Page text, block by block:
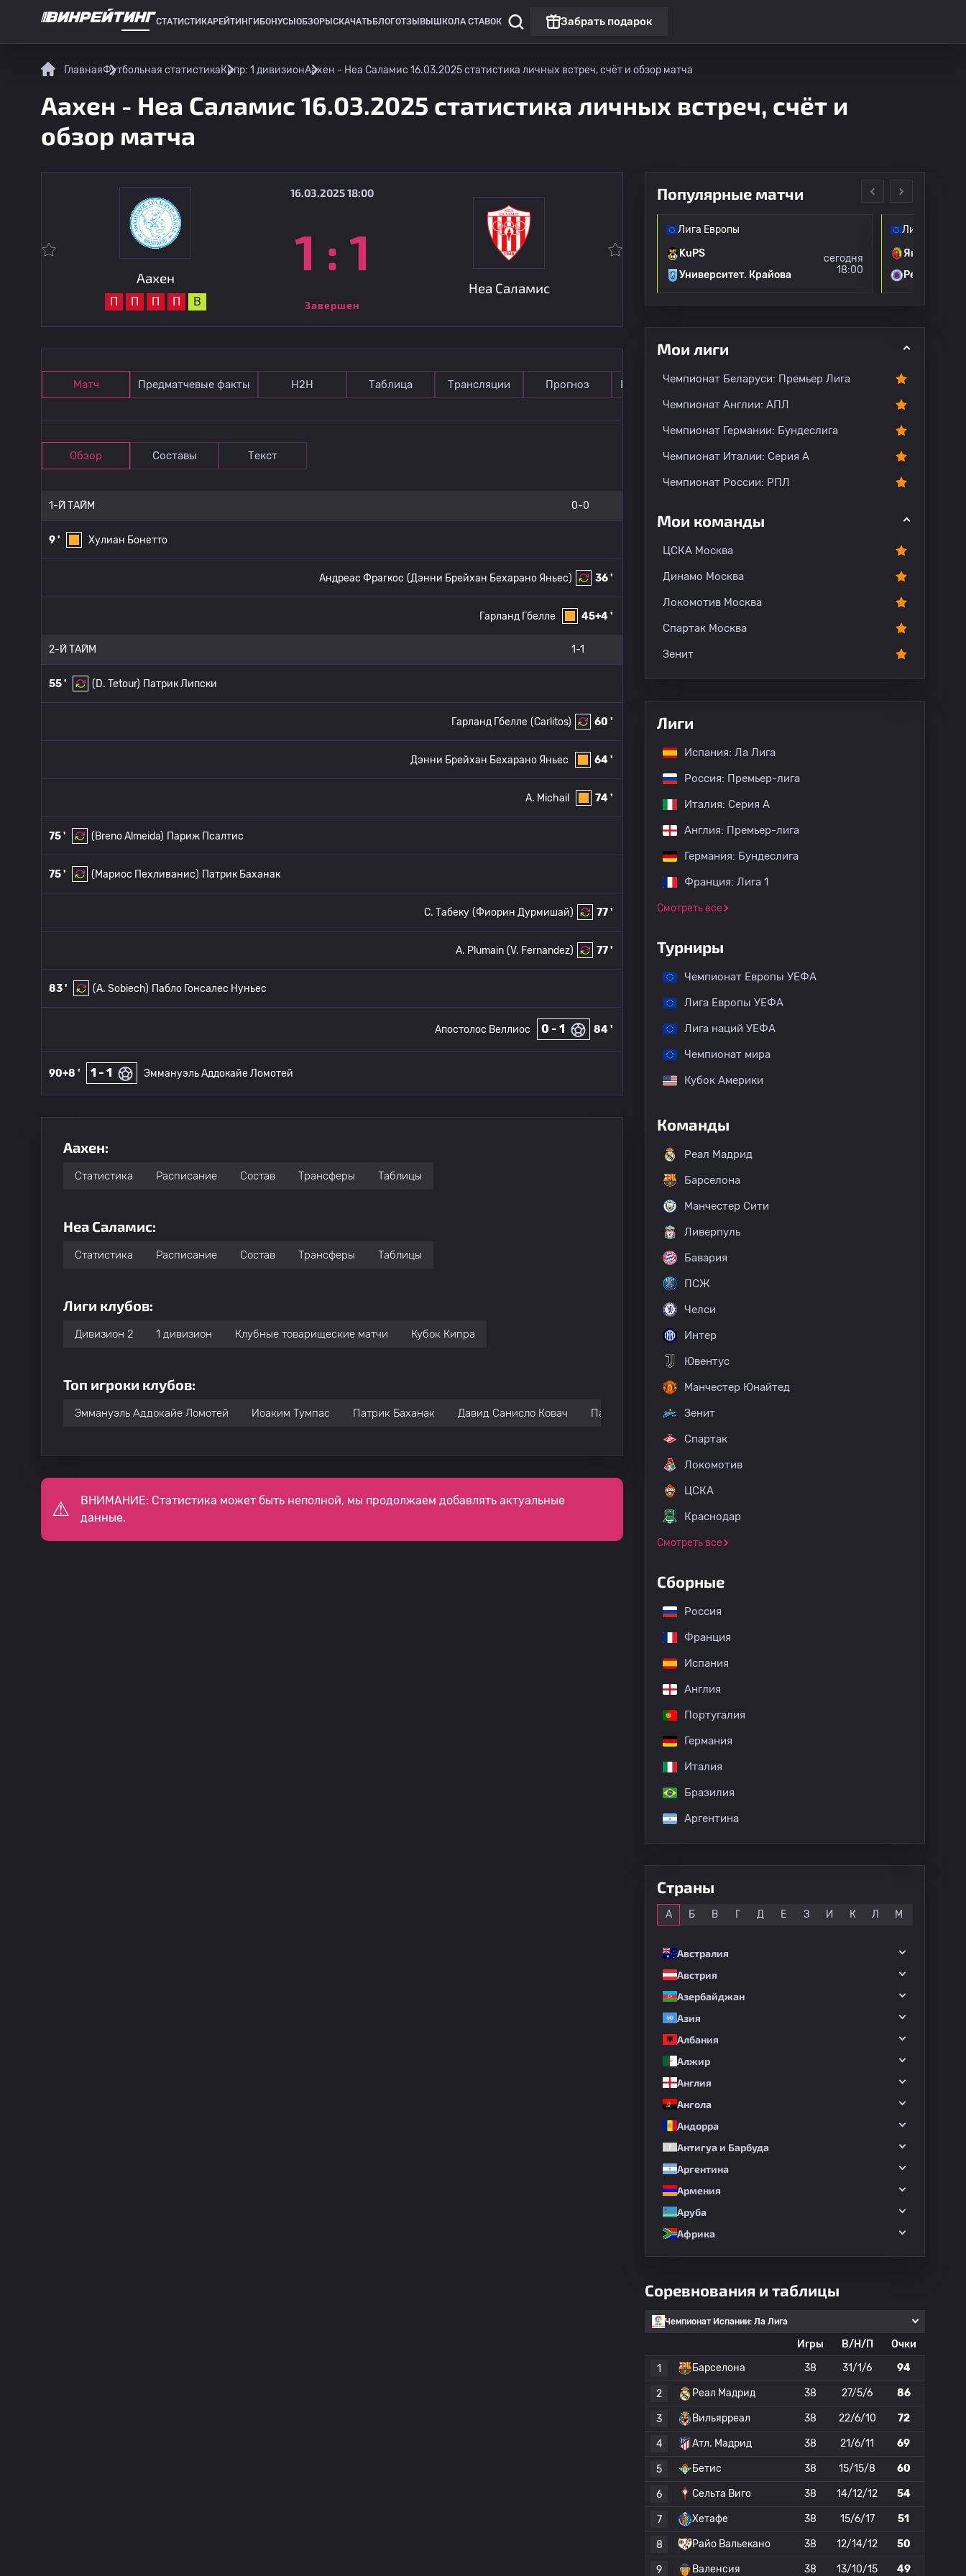
СТАТИСТИКАРЕЙТИНГИ БОНУСЫ ОБЗОРЫ СКАЧАТЬ БЛОГОТЗЫВЫ ШКОЛА СТАВОК Забрать подарок
ГлавнаяФутбольная статистикаКипр: 1 дивизионАахен - Неа Саламис 16.03.2025 статистика личных встреч, счёт и обзор матча
Аахен - Неа Саламис 16.03.2025 статистика личных встреч, счёт и
обзор матча
Аахен
П П П П В
16.03.2025 18:00
1 : 1
Завершен
Неа Саламис
Матч Предматчевые факты Н2Н Таблица Трансляции Прогноз Комментарии
Обзор Составы Текст
1-Й ТАЙМ 0-0
9 ' Хулиан Бонетто
36 '
(Дэнни Брейхан Бехарано Яньес)
Андреас Фрагкос
45+4 '
Гарланд Гбелле
2-Й ТАЙМ 1-1
55 ' (D. Tetour) Патрик Липски
60 '
(Carlitos)
Гарланд Гбелле
64 '
Дэнни Брейхан Бехарано Яньес
74 '
A. Michail
75 ' (Breno Almeida) Париж Псалтис
75 ' (Мариос Пехливанис) Патрик Баханак
77 '
(Фиорин Дурмишай)
С. Табеку
77 '
(V. Fernandez)
A. Plumain
83 ' (A. Sobiech) Пабло Гонсалес Нуньес
84 '
0 - 1
Апостолос Веллиос
90+8 ' 1 - 1 Эммануэль Аддокайе Ломотей
Аахен:
Статистика Расписание Состав Трансферы Таблицы
Неа Саламис:
Статистика Расписание Состав Трансферы Таблицы
Лиги клубов:
Дивизион 2 1 дивизион Клубные товарищеские матчи Кубок Кипра
Топ игроки клубов:
Эммануэль Аддокайе Ломотей Иоаким Тумпас Патрик Баханак Давид Санисло Ковач Панайотис Артематас
ВНИМАНИЕ: Статистика может быть неполной, мы продолжаем добавлять актуальные
данные.
Популярные матчи
Лига Европы
Линкольн Ред Импс
сегодня
Лига Европы
KuPS
Университет. Крайова
сегодня
18:00
Лига Европы
Ягеллония
Рейнджерс
Мои лиги
Чемпионат Беларуси: Премьер Лига
Чемпионат Англии: АПЛ
Чемпионат Германии: Бундеслига
Чемпионат Италии: Серия А
Чемпионат России: РПЛ
Мои команды
ЦСКА Москва
Динамо Москва
Локомотив Москва
Спартак Москва
Зенит
Лиги
Испания: Ла Лига
Россия: Премьер-лига
Италия: Серия А
Англия: Премьер-лига
Германия: Бундеслига
Франция: Лига 1
Смотреть все
Турниры
Чемпионат Европы УЕФА
Лига Европы УЕФА
Лига наций УЕФА
Чемпионат мира
Кубок Америки
Команды
Реал Мадрид
Барселона
Манчестер Сити
Ливерпуль
Бавария
ПСЖ
Челси
Интер
Ювентус
Манчестер Юнайтед
Зенит
Спартак
Локомотив
ЦСКА
Краснодар
Смотреть все
Сборные
Россия
Франция
Испания
Англия
Португалия
Германия
Италия
Бразилия
Аргентина
Страны
А Б В Г Д Е З И К Л М
Австралия
Австрия
Азербайджан
Азия
Албания
Алжир
Англия
Ангола
Андорра
Антигуа и Барбуда
Аргентина
Армения
Аруба
Африка
Соревнования и таблицы
Чемпионат Испании: Ла Лига
Игры В/Н/П
Очки
1
Барселона 38 31/1/6 94
2 Реал Мадрид 38 27/5/6 86
3 Вильярреал 38 22/6/10 72
4 Атл. Мадрид 38 21/6/11 69
5 Бетис 38 15/15/8 60
6 Сельта Виго 38 14/12/12 54
7 Хетафе 38 15/6/17 51
8 Райо Вальекано 38 12/14/12 50
9 Валенсия 38 13/10/15 49